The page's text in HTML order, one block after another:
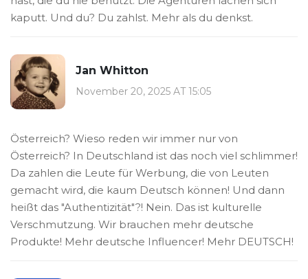
kaputt. Und du? Du zahlst. Mehr als du denkst.
Jan Whitton
November 20, 2025 AT 15:05
Österreich? Wieso reden wir immer nur von
Österreich? In Deutschland ist das noch viel schlimmer!
Da zahlen die Leute für Werbung, die von Leuten
gemacht wird, die kaum Deutsch können! Und dann
heißt das "Authentizität"?! Nein. Das ist kulturelle
Verschmutzung. Wir brauchen mehr deutsche
Produkte! Mehr deutsche Influencer! Mehr DEUTSCH!